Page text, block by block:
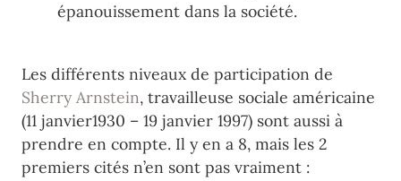
épanouissement dans la société.
Les différents niveaux de participation de
Sherry Arnstein, travailleuse sociale américaine
(11 janvier1930 – 19 janvier 1997) sont aussi à
prendre en compte. Il y en a 8, mais les 2
premiers cités n’en sont pas vraiment :